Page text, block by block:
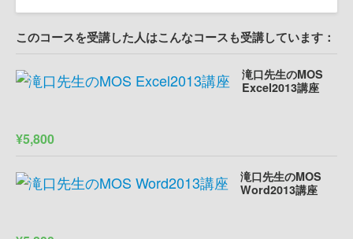
このコースを受講した人はこんなコースも受講しています：
滝口先生のMOS
Excel2013講座
¥5,800
滝口先生のMOS
Word2013講座